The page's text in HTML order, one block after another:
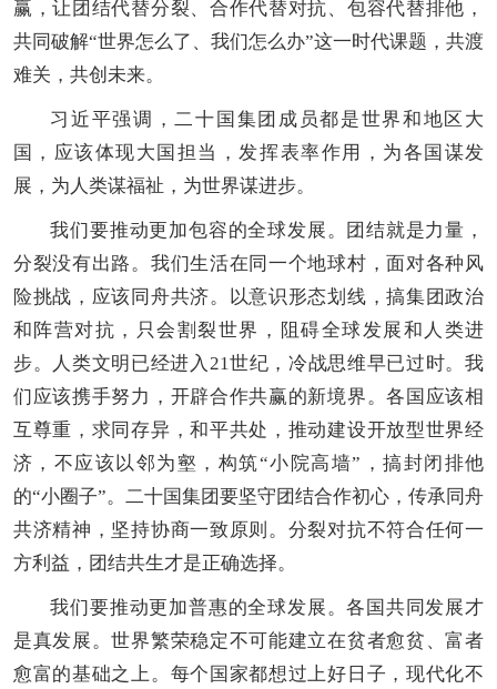
赢，让团结代替分裂、合作代替对抗、包容代替排他，
共同破解“世界怎么了、我们怎么办”这一时代课题，共渡
难关，共创未来。
习近平强调，二十国集团成员都是世界和地区大
国，应该体现大国担当，发挥表率作用，为各国谋发
展，为人类谋福祉，为世界谋进步。
我们要推动更加包容的全球发展。团结就是力量，
分裂没有出路。我们生活在同一个地球村，面对各种风
险挑战，应该同舟共济。以意识形态划线，搞集团政治
和阵营对抗，只会割裂世界，阻碍全球发展和人类进
步。人类文明已经进入21世纪，冷战思维早已过时。我
们应该携手努力，开辟合作共赢的新境界。各国应该相
互尊重，求同存异，和平共处，推动建设开放型世界经
济，不应该以邻为壑，构筑“小院高墙”，搞封闭排他
的“小圈子”。二十国集团要坚守团结合作初心，传承同舟
共济精神，坚持协商一致原则。分裂对抗不符合任何一
方利益，团结共生才是正确选择。
我们要推动更加普惠的全球发展。各国共同发展才
是真发展。世界繁荣稳定不可能建立在贫者愈贫、富者
愈富的基础之上。每个国家都想过上好日子，现代化不